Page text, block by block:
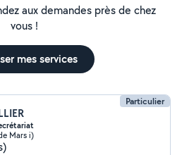
aux demandes près de chez
vous !
mes services
Particulier
Mars i)